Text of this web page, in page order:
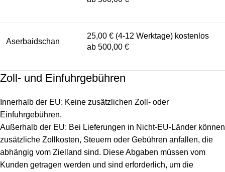
Aserbaidschan
25,00 € (4-12 Werktage) kostenlos
ab 500,00 €
Zoll- und Einfuhrgebühren
Innerhalb der EU: Keine zusätzlichen Zoll- oder
Einfuhrgebühren.
Außerhalb der EU: Bei Lieferungen in Nicht-EU-Länder können
zusätzliche Zollkosten, Steuern oder Gebühren anfallen, die
abhängig vom Zielland sind. Diese Abgaben müssen vom
Kunden getragen werden und sind erforderlich, um die